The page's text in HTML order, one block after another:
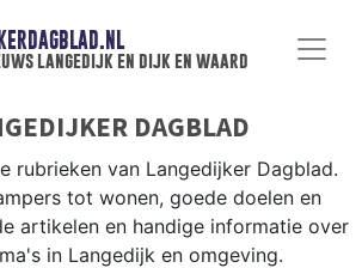
langedijk en dijk en waard
DAGBLAD
rubrieken van Langedijker Dagblad.
tot wonen, goede doelen en
artikelen en handige informatie over
in Langedijk en omgeving.